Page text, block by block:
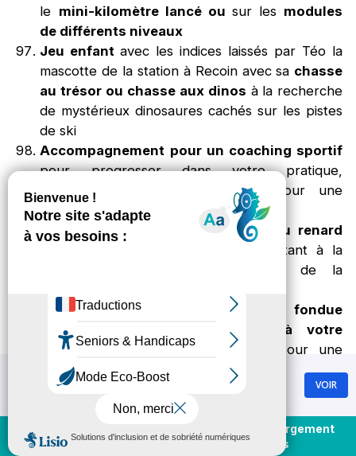
En direct
Achat et rechargement
forfaits
le mini-kilomètre lancé ou sur les modules
de différents niveaux
Jeu enfantavec les indices laissés par Téo la
mascotte de la station à Recoin avec sa chasse
au trésor ou chasse aux dinos à la recherche
de mystérieux dinosaures cachés sur les pistes
de ski
Accompagnement pour un coaching sportif
pour progresser dans votre pratique,
optimisant technique et mental pour une
performance sereine
Parcours enchanteur du sentier du renard
ponctué de sculptures en bois, invitant à la
découverte poétique des secrets de la
Tout leconfort d'une délicieuse fondue
traditionnelle
livrée directement à votre
hébergement
par 100% Fondue, pour une
expérience gourmande et conviviale sans avoir
à quitter votre cocon montagnard
Participation auxanimations gratuites
mascotte Téo en après-ski au cœur de la
station
Chamrousse
GRATUIT - Sur Google Play VOIR